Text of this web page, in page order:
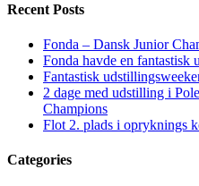
Recent Posts
Fonda – Dansk Junior
Fonda havde en fantastisk
Fantastisk
2 dage med udstilling i
Champions
Flot 2. plads i opryknings
Categories